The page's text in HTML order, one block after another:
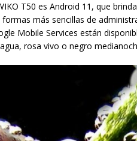
T50 es Android 11, que
más sencillas de
Mobile Services están
rosa vivo o negro